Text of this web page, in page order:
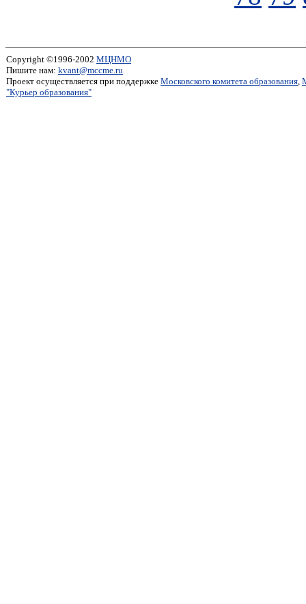
Copyright ©1996-2002 МЦНМО
Пишите нам: kvant@mccme.ru
Проект осуществляется при поддержке Московского комитета образования,
"Курьер образования"